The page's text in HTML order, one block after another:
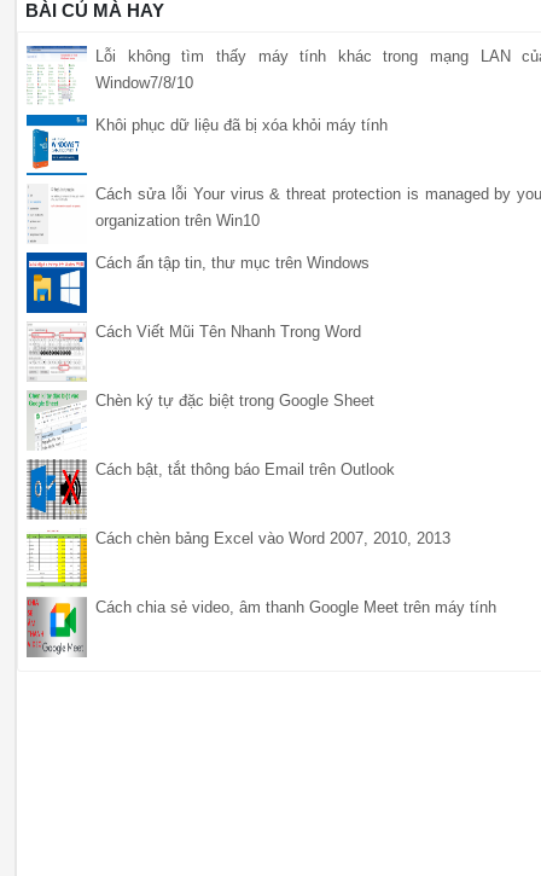
BÀI CỦ MÀ HAY
Lỗi không tìm thấy máy tính khác trong mạng LAN
Window7/8/10
Khôi phục dữ liệu đã bị xóa khỏi máy tính
Cách sửa lỗi Your virus & threat protection is managed by
organization trên Win10
Cách ẩn tập tin, thư mục trên Windows
Cách Viết Mũi Tên Nhanh Trong Word
Chèn ký tự đặc biệt trong Google Sheet
Cách bật, tắt thông báo Email trên Outlook
Cách chèn bảng Excel vào Word 2007, 2010, 2013
Cách chia sẻ video, âm thanh Google Meet trên máy tính